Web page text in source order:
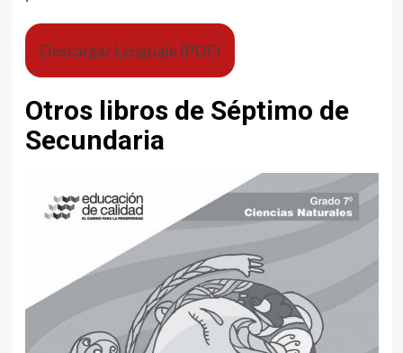
Descargar Lenguaje (PDF)
Otros libros de Séptimo de
Secundaria